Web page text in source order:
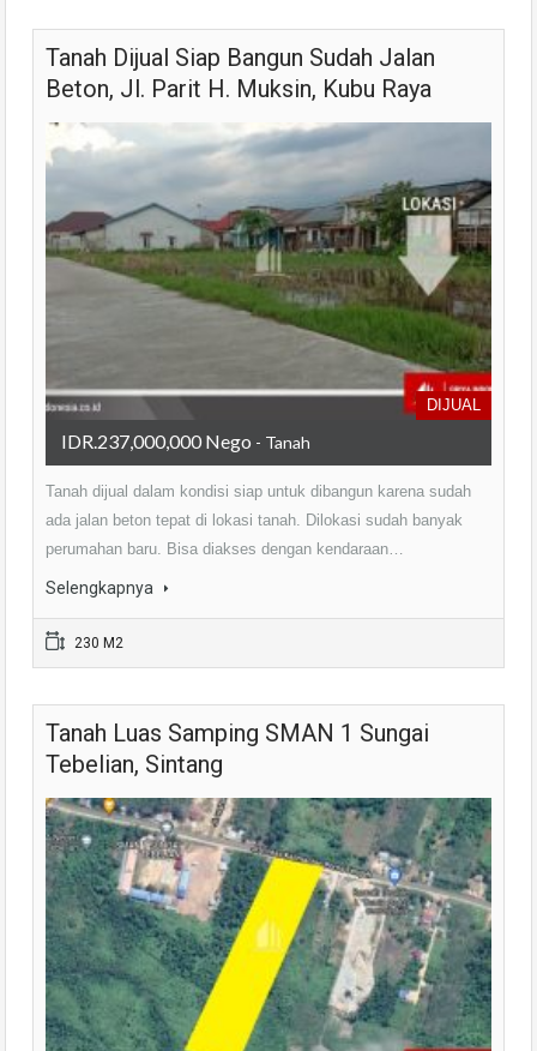
Tanah Dijual Siap Bangun Sudah Jalan
Beton, Jl. Parit H. Muksin, Kubu Raya
DIJUAL
IDR.237,000,000 Nego - Tanah
Tanah dijual dalam kondisi siap untuk dibangun karena sudah
ada jalan beton tepat di lokasi tanah. Dilokasi sudah banyak
perumahan baru. Bisa diakses dengan kendaraan…
Selengkapnya
230 M2
Tanah Luas Samping SMAN 1 Sungai
Tebelian, Sintang